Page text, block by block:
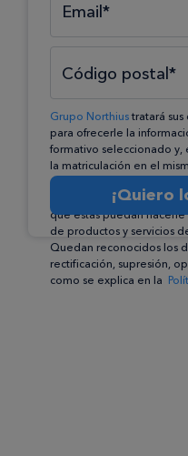
Email*
Código postal*
Grupo Northiustratará sus
para ofrecerle la
formativo seleccionado y,
la matriculación en el
Compartiremos su
conforman elGrupo
que éstas puedan
de productos y servicios
Quedan reconocidos los
rectificación, supresión,
como se explica en la
¡Quiero